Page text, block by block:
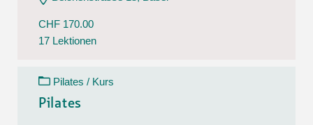
CHF 170.00
17 Lektionen
Pilates / Kurs
Pilates